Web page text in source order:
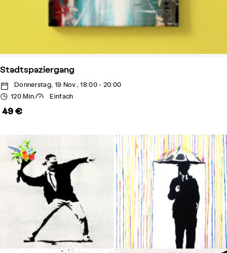
Stadtspaziergang
Donnerstag, 19 Nov., 18:00 - 20:00
120 Min.
Einfach
49 €